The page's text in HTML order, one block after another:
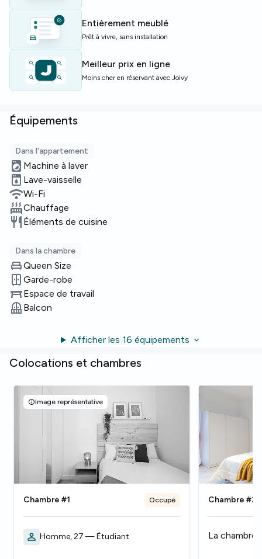
logement.
Parfait pour les étudiants ou jeunes professionnels
recherchant un logement compact et bien équipé à Turin,
avec un balcon pour l'air frais.
Places limitées — réservez rapidement pour garantir
cette chambre.
Entièrement meublé
Prêt à vivre, sans installation
Meilleur prix en ligne
Moins cher en réservant avec Joivy
Équipements
Dans l'appartement
Machine à laver
Lave-vaisselle
Wi-Fi
Chauffage
Éléments de cuisine
Dans la chambre
Queen Size
Garde-robe
Espace de travail
Balcon
Afficher les 16 équipements
Colocations et chambres
Image représentative
Chambre #1 Occupé
Homme, 27 — Étudiant
Chambre #2
La chambre